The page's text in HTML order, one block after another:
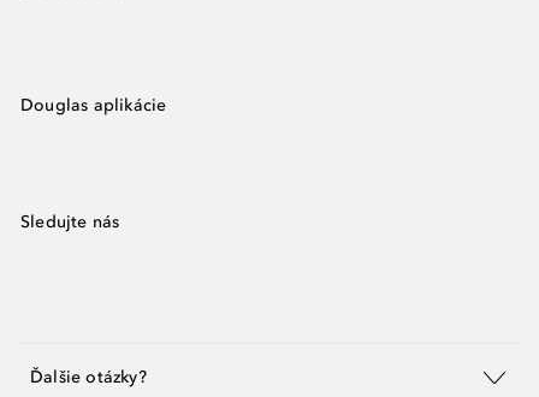
Douglas aplikácie
Sledujte nás
Ďalšie otázky?